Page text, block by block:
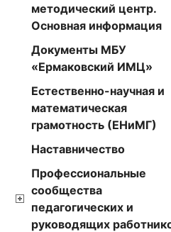
методический центр.
Основная информация
Документы МБУ
«Ермаковский ИМЦ»
Естественно-научная и
математическая
грамотность (ЕНиМГ)
Наставничество
Профессиональные
сообщества
педагогических и
руководящих